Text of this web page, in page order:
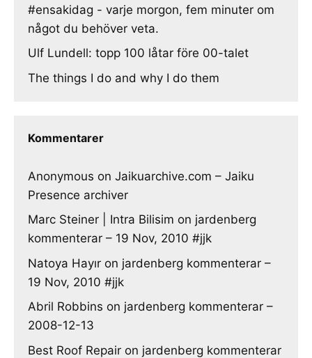
#ensakidag - varje morgon, fem minuter om
något du behöver veta.
Ulf Lundell: topp 100 låtar före 00-talet
The things I do and why I do them
Kommentarer
Anonymous on Jaikuarchive.com – Jaiku
Presence archiver
Marc Steiner | Intra Bilisim on jardenberg
kommenterar – 19 Nov, 2010 #jjk
Natoya Hayır on jardenberg kommenterar –
19 Nov, 2010 #jjk
Abril Robbins on jardenberg kommenterar –
2008-12-13
Best Roof Repair on jardenberg kommenterar